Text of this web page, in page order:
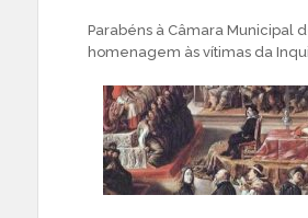
Parabéns à Câmara Municipal
homenagem às vítimas da